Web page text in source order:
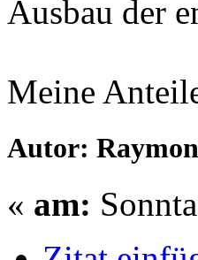
Ausbau der
Meine
Autor:
« am: